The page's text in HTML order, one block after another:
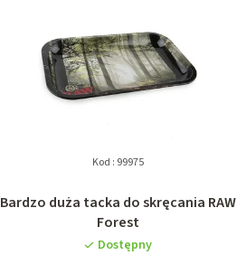
Bardzo duża tacka do skręcania RAW
Forest
Dostępny
Kod : 99975